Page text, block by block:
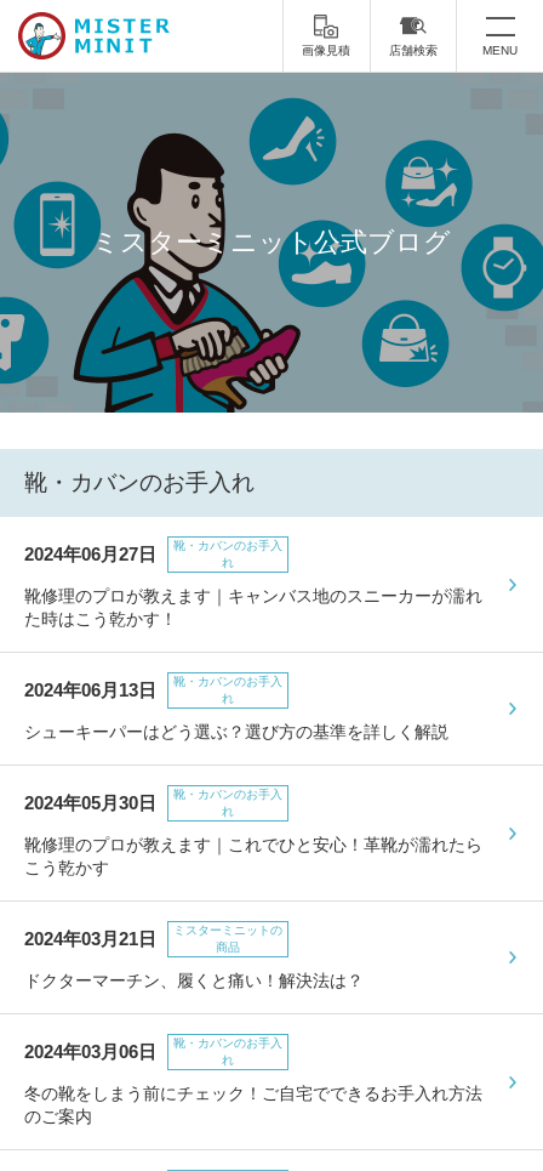
画像見積 店舗検索 MENU
ミスターミニットについて
修理サービス・料金
スーツケース修理 靴修理
スニーカー修理 靴磨き
カバンの修理 時計修理・電池交換
印鑑・はんこの作製
包丁研ぎ
店舗を探す
よくあるご質問
採用情報
ミスターミニット公式ブログ
靴・カバンのお手入れ
2024年06月27日
靴・カバンのお手入
れ
靴修理のプロが教えます｜キャンバス地のスニーカーが濡れ
た時はこう乾かす！
2024年06月13日
靴・カバンのお手入
れ
シューキーパーはどう選ぶ？選び方の基準を詳しく解説
2024年05月30日
靴・カバンのお手入
れ
靴修理のプロが教えます｜これでひと安心！革靴が濡れたら
こう乾かす
2024年03月21日
ミスターミニットの
商品
ドクターマーチン、履くと痛い！解決法は？
2024年03月06日
靴・カバンのお手入
れ
冬の靴をしまう前にチェック！ご自宅でできるお手入れ方法
のご案内